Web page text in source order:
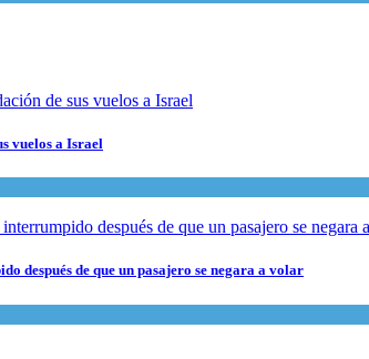
vuelos a Israel
después de que un pasajero se negara a volar